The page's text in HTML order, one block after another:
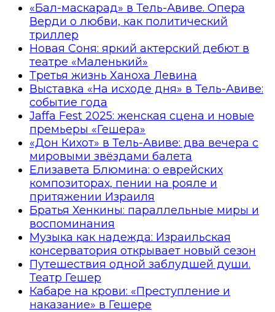
«Бал-маскарад» в Тель-Авиве. Опера
Верди о любви, как политический
триллер
Новая Соня: яркий актерский дебют в
театре «Маленький»
Третья жизнь Ханоха Левина
Выставка «На исходе дня» в Тель-Авиве:
событие года
Jaffa Fest 2025: женская сцена и новые
премьеры «Гешера»
«Дон Кихот» в Тель-Авиве: два вечера с
мировыми звёздами балета
Елизавета Блюмина: о еврейских
композиторах, пении на рояле и
притяжении Израиля
Братья Хенкины: параллельные миры и
воспоминания
Музыка как надежда: Израильская
консерватория открывает новый сезон
Путешествия одной заблудшей души.
Театр Гешер
Кабаре на крови: «Преступление и
наказание» в Гешере